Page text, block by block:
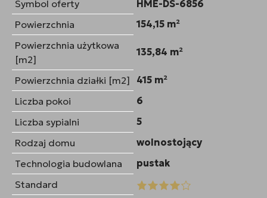
Symbol oferty
HME-DS-6856
Powierzchnia
154,15 m²
Powierzchnia użytkowa
[m2]
135,84 m²
Powierzchnia działki [m2]
415 m²
Liczba pokoi
6
Liczba sypialni
5
Rodzaj domu
wolnostojący
Technologia budowlana
pustak
Standard